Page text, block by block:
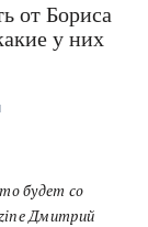
от Бориса
у них
будет со
Дмитрий